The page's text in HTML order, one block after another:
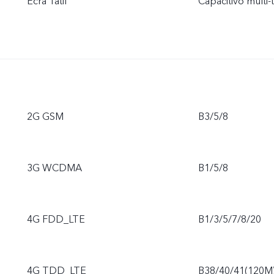
2G GSM B3/5/8
3G WCDMA B1/5/8
4G FDD_LTE B1/3/5/7/8/20
4G TDD_LTE B38/40/